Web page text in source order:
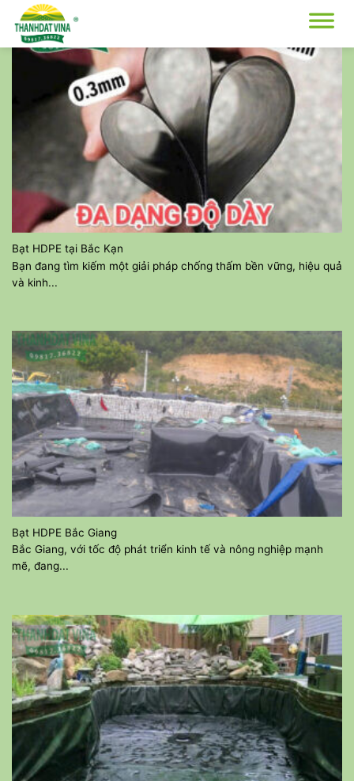
qua
nội
Bạt HDPE tại Bắc Kạn
Bạn đang tìm kiếm một giải pháp chống thấm bền vững, hiệu quả
và kinh...
Bạt HDPE Bắc Giang
Bắc Giang, với tốc độ phát triển kinh tế và nông nghiệp mạnh
mẽ, đang...